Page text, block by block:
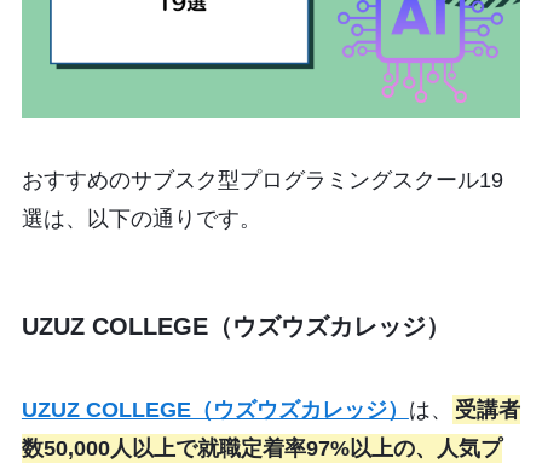
おすすめのサブスク型プログラミングスクール19
選は、以下の通りです。
UZUZ COLLEGE（ウズウズカレッジ）
UZUZ COLLEGE（ウズウズカレッジ） は、
受講者
数50,000人以上で就職定着率97%以上の、人気プ